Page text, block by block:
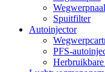
Spuitfilter
Autoinjector
PFS-